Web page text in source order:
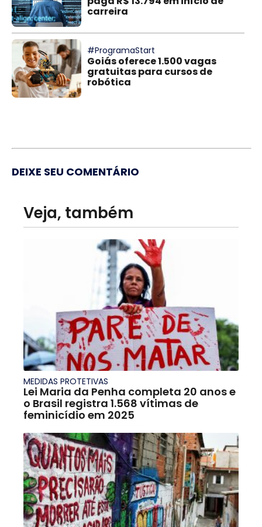
carreira
#ProgramaStart
Goiás oferece 1.500 vagas
gratuitas para cursos de
robótica
DEIXE SEU COMENTÁRIO
Veja, também
MEDIDAS PROTETIVAS
Lei Maria da Penha completa 20 anos e
o Brasil registra 1.568 vítimas de
feminicídio em 2025